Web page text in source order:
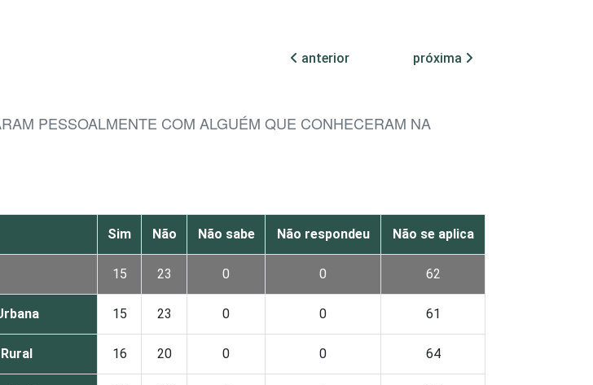
anterior
próxima
PESSOALMENTE COM ALGUÉM QUE CONHECERAM NA
Sim Não Não sabe Não respondeu Não se aplica
15 23 0 0 62
15 23 0 0 61
Rural 16 20 0 0 64